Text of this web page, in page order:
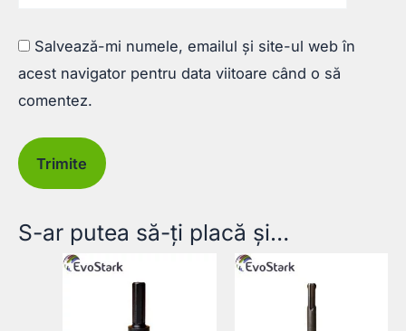
Salvează-mi numele, emailul și site-ul web în
acest navigator pentru data viitoare când o să
comentez.
S-ar putea să-ți placă și…